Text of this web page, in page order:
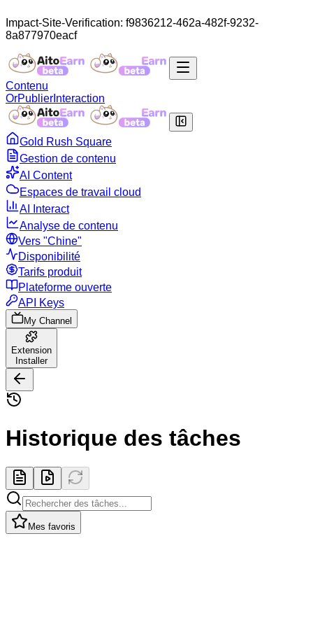
Impact-Site-Verification: f9836212-462a-482f-9232-
8a877970eacf
Contenu
OrPublier Interaction
Gold Rush Square
Gestion de contenu
AI Content
Espaces de travail cloud
AI Interact
Analyse de contenu
Vers "Chine"
Disponibilité
Tarifs produit
Plateforme ouverte
API Keys
My Channel
Extension
Installer
Historique des tâches
Mes favoris